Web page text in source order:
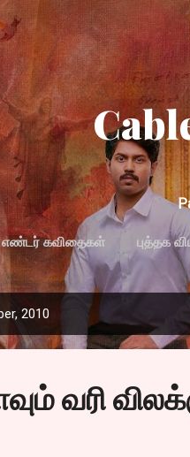
Skip to
எண்டர் கவிதைகள் புத்தக
MORE…
2010
வரி